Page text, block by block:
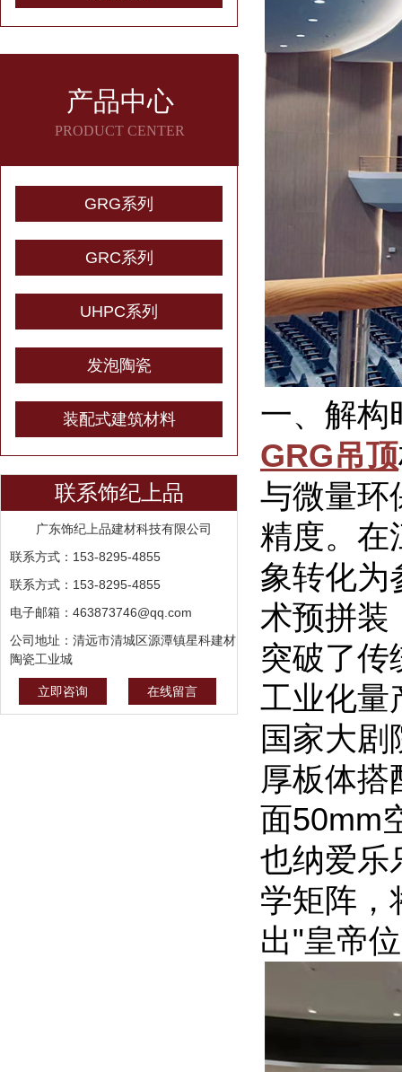
产品中心
PRODUCT CENTER
GRG系列
GRC系列
UHPC系列
发泡陶瓷
装配式建筑材料
联系饰纪上品
广东饰纪上品建材科技有限公司
联系方式：153-8295-4855
联系方式：153-8295-4855
电子邮箱：463873746@qq.com
公司地址：清远市清城区源潭镇星科建材
陶瓷工业城
立即咨询 在线留言
一、解构
GRG吊顶
与微量环
精度。在
象转化为
术预拼装
突破了传
工业化量
国家大
厚板体
面50mm
也纳爱乐
学矩阵，
出"皇帝